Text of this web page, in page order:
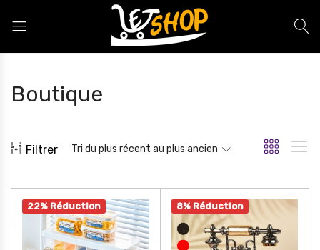
Boutique
Filtrer Tri du plus récent au plus ancien
22% Réduction 8% Réduction